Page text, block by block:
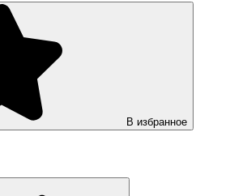
В избранное